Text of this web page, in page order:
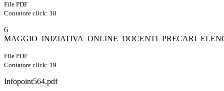
File PDF
Contatore click: 18
6
File PDF
Contatore click: 19
Infopoint564.pdf